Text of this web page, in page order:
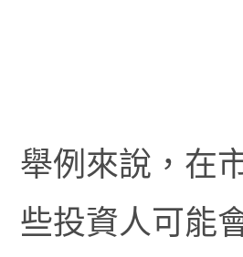
舉例來說，在
些投資人可能